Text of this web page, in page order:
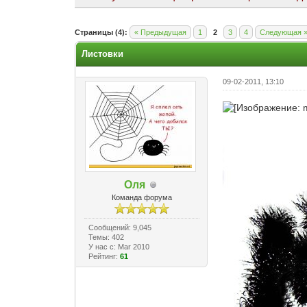
Страницы (4): « Предыдущая 1 2 3 4 Следующая
Голосов: 0 - Средняя оценка: 0
1
2
3
4
5
Листовки
Оля
Команда форума
Сообщений: 9,045
Темы: 402
У нас с: Mar 2010
Рейтинг: 61
09-02-2011, 13:10